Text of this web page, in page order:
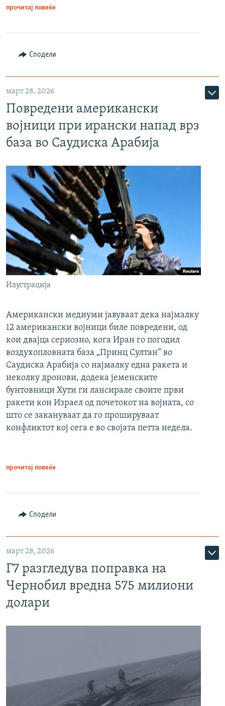
прочитај повеќе
Сподели
март 28, 2026
Повредени американски
војници при ирански напад врз
база во Саудиска Арабија
Илустрација
Американски медиуми јавуваат дека најмалку
12 американски војници биле повредени, од
кои двајца сериозно, кога Иран го погодил
воздухопловната база „Принц Султан“ во
Саудиска Арабија со најмалку една ракета и
неколку дронови, додека јеменските
бунтовници Хути ги лансирале своите први
ракети кон Израел од почетокот на војната, со
што се закануваат да го прошируваат
конфликтот кој сега е во својата петта недела.
прочитај повеќе
Сподели
март 28, 2026
Г7 разгледува поправка на
Чернобил вредна 575 милиони
долари